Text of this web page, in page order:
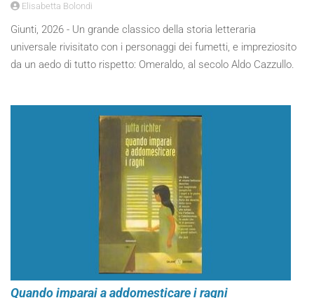
Elisabetta Bolondi
Giunti, 2026 - Un grande classico della storia letteraria
universale rivisitato con i personaggi dei fumetti, e impreziosito
da un aedo di tutto rispetto: Omeraldo, al secolo Aldo Cazzullo.
Quando imparai a addomesticare i ragni